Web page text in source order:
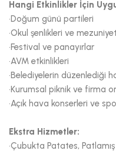
Hangi Etkinlikler İçin
•Doğum günü partileri
•Okul şenlikleri ve
•Festival ve panayırlar
•AVM etkinlikleri
•Belediyelerin düzenlediği
•Kurumsal piknik ve firma
•Açık hava konserleri ve
Ekstra Hizmetler:
•Çubukta Patates,